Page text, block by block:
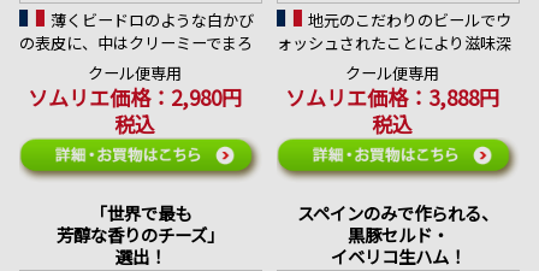
薄くビードロのような白かび
の表皮に、中はクリーミーでまろ
やかな味わいで、チーズ通の方か
らチーズ初心者の方まで、幅広く
楽しんで頂ける牛乳製の白かびチ
ーズ。
＊アレルゲン：乳
合うワイン：繊細な泡の辛口スパ
クール便専用
ソムリエ価格：2,980円
税込
地元のこだわりのビールでウ
ォッシュされたことにより滋味深
さを感じられる余韻が長く、複雑
な味わい。オパール海岸で最も美
しい自然景勝地「キャップ・グリ
ネ」にちなんで名づけられたチー
ズ。
＊アレルゲン：乳、卵
合うワイン：華やかなカリフォル
ニアのピノ
クール便専用
ソムリエ価格：3,888円
税込
「世界で最も
芳醇な香りのチーズ」
選出！
スペインのみで作られる、
黒豚セルド・
イベリコ生ハム！